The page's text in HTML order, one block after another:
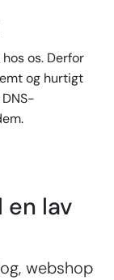
os. Derfor
og hurtigt
lav
webshop